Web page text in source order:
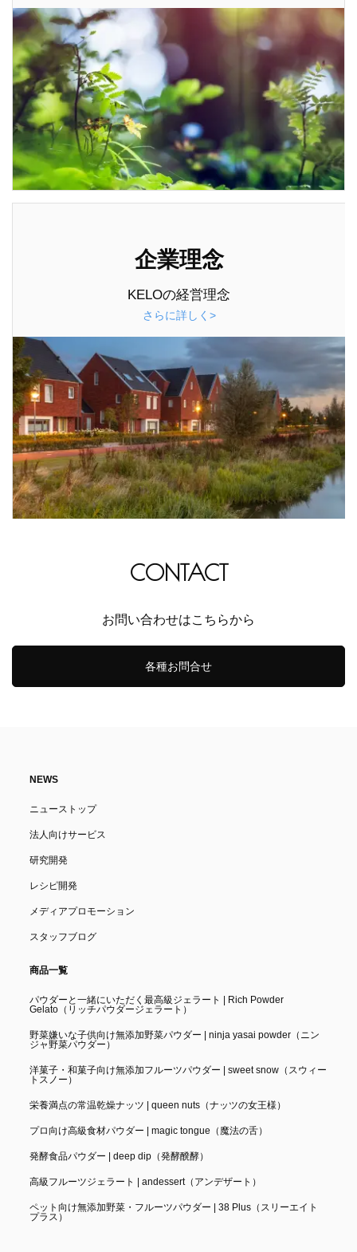
企業理念
KELOの経営理念
さらに詳しく>
CONTACT
お問い合わせはこちらから
各種お問合せ
NEWS
ニューストップ
法人向けサービス
研究開発
レシピ開発
メディアプロモーション
スタッフブログ
商品一覧
パウダーと一緒にいただく最高級ジェラート | Rich Powder
Gelato（リッチパウダージェラート）
野菜嫌いな子供向け無添加野菜パウダー | ninja yasai powder（ニン
ジャ野菜パウダー）
洋菓子・和菓子向け無添加フルーツパウダー | sweet snow（スウィー
トスノー）
栄養満点の常温乾燥ナッツ | queen nuts（ナッツの女王様）
プロ向け高級食材パウダー | magic tongue（魔法の舌）
発酵食品パウダー | deep dip（発酵醗酵）
高級フルーツジェラート | andessert（アンデザート）
ペット向け無添加野菜・フルーツパウダー | 38 Plus（スリーエイト
プラス）